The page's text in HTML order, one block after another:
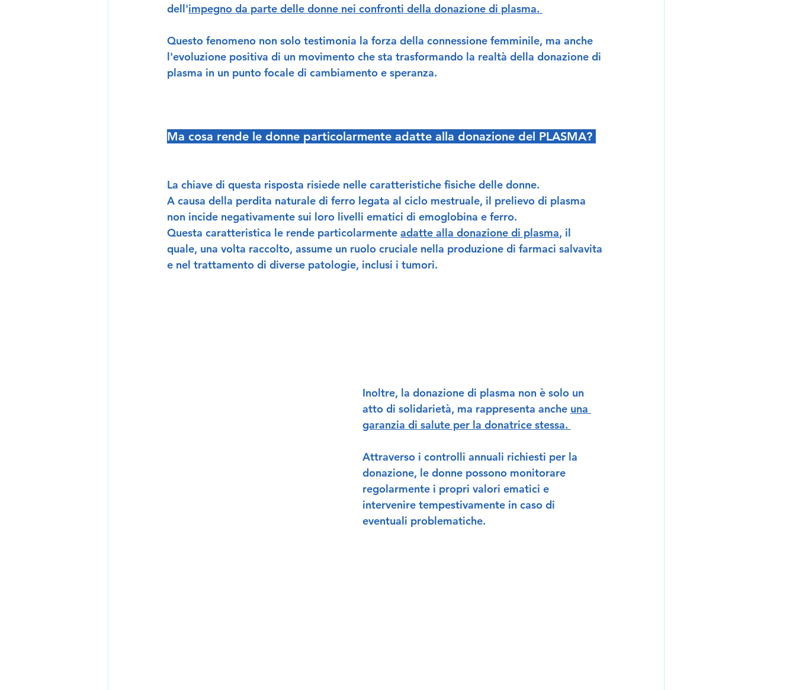
dell'impegno da parte delle donne nei confronti della donazione di plasma.
Questo fenomeno non solo testimonia la forza della connessione femminile, ma anche
l'evoluzione positiva di un movimento che sta trasformando la realtà della donazione di
plasma in un punto focale di cambiamento e speranza.
Ma cosa rende le donne particolarmente adatte alla donazione del PLASMA?
La chiave di questa risposta risiede nelle caratteristiche fisiche delle donne.
A causa della perdita naturale di ferro legata al ciclo mestruale, il prelievo di plasma
non incide negativamente sui loro livelli ematici di emoglobina e ferro.
Questa caratteristica le rende particolarmente adatte alla donazione di plasma, il
quale, una volta raccolto, assume un ruolo cruciale nella produzione di farmaci salvavita
e nel trattamento di diverse patologie, inclusi i tumori.
Inoltre, la donazione di plasma non è solo un
atto di solidarietà, ma rappresenta anche una
garanzia di salute per la donatrice stessa.
Attraverso i controlli annuali richiesti per la
donazione, le donne possono monitorare
regolarmente i propri valori ematici e
intervenire tempestivamente in caso di
eventuali problematiche.